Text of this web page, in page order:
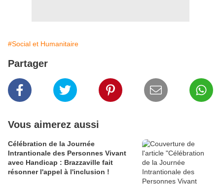
#Social et Humanitaire
Partager
Vous aimerez aussi
Célébration de la Journée
Intrantionale des Personnes Vivant
avec Handicap : Brazzaville fait
résonner l'appel à l'inclusion !